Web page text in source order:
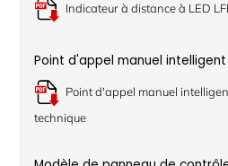
Indicateur à distance à LED
Point d'appel manuel intelligent
Point d'appel manuel
technique